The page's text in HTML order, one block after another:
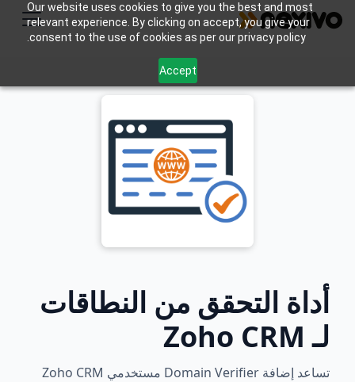
Our website uses cookies to give you the best and most
relevant experience. By clicking on accept, you give your
consent to the use of cookies as per our privacy policy.
Accept
أداة التحقق من النطاقات
لـ Zoho CRM
تساعد إضافة Domain Verifier مستخدمي Zoho CRM